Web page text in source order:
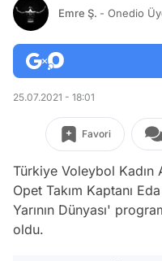
Emre Ş. - Onedio
25.07.2021 - 18:01
Favori
Türkiye Voleybol Kadın
Opet Takım Kaptanı
Yarının Dünyası'
oldu.